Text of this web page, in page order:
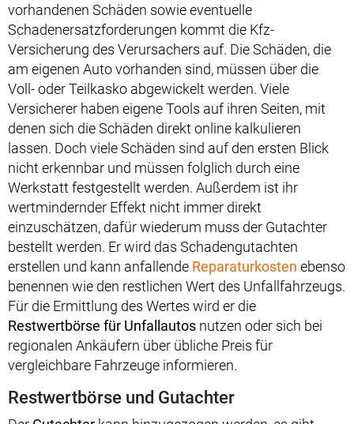
vorhandenen Schäden sowie eventuelle
Schadenersatzforderungen kommt die Kfz-
Versicherung des Verursachers auf. Die Schäden, die
am eigenen Auto vorhanden sind, müssen über die
Voll- oder Teilkasko abgewickelt werden. Viele
Versicherer haben eigene Tools auf ihren Seiten, mit
denen sich die Schäden direkt online kalkulieren
lassen. Doch viele Schäden sind auf den ersten Blick
nicht erkennbar und müssen folglich durch eine
Werkstatt festgestellt werden. Außerdem ist ihr
wertmindernder Effekt nicht immer direkt
einzuschätzen, dafür wiederum muss der Gutachter
bestellt werden. Er wird das Schadengutachten
erstellen und kann anfallende Reparaturkosten ebenso
benennen wie den restlichen Wert des Unfallfahrzeugs.
Für die Ermittlung des Wertes wird er die
Restwertbörse für Unfallautos nutzen oder sich bei
regionalen Ankäufern über übliche Preis für
vergleichbare Fahrzeuge informieren.
Restwertbörse und Gutachter